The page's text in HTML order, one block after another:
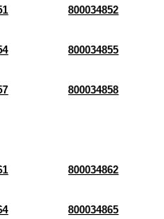
800034852
800034855
800034858
800034862
800034865